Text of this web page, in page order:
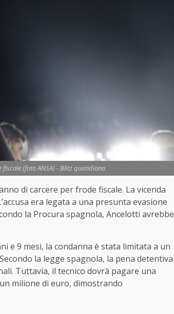
(foto ANSA) - Blitz quotidiano
di carcere per frode fiscale. La vicenda
era legata a una presunta evasione
la Procura spagnola, Ancelotti avrebbe
e 9 mesi, la condanna è stata limitata a un
la legge spagnola, la pena detentiva
Tuttavia, il tecnico dovrà pagare una
milione di euro, dimostrando